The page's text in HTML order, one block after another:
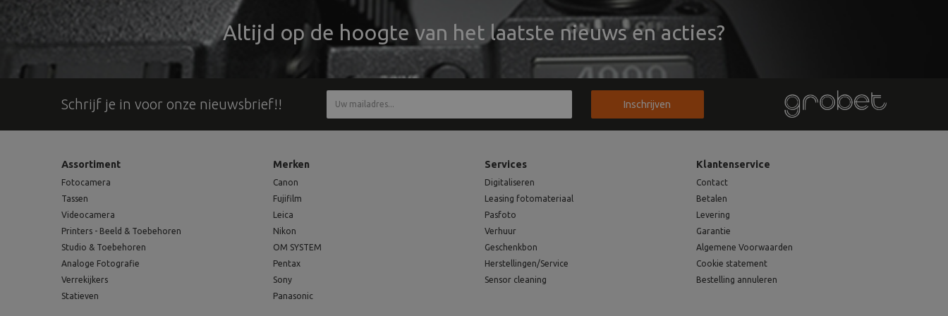
Altijd op de hoogte van het laatste nieuws en acties?
Schrijf je in voor onze nieuwsbrief!! Inschrijven
Assortiment
Fotocamera
Tassen
Videocamera
Printers - Beeld & Toebehoren
Studio & Toebehoren
Analoge Fotografie
Verrekijkers
Statieven
Merken
Canon
Fujifilm
Leica
Nikon
OM SYSTEM
Pentax
Sony
Panasonic
Services
Digitaliseren
Leasing fotomateriaal
Pasfoto
Verhuur
Geschenkbon
Herstellingen/Service
Sensor cleaning
Klantenservice
Contact
Betalen
Levering
Garantie
Algemene Voorwaarden
Cookie statement
Bestelling annuleren